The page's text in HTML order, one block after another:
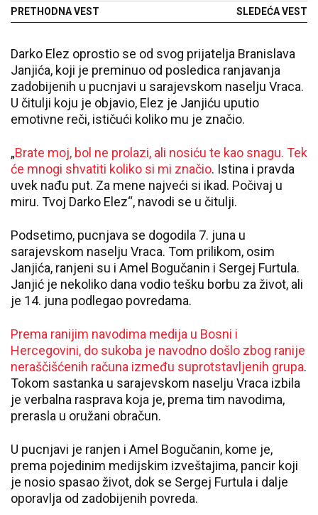
PRETHODNA VEST SLEDEĆA VEST
Darko Elez oprostio se od svog prijatelja Branislava
Janjića, koji je preminuo od posledica ranjavanja
zadobijenih u pucnjavi u sarajevskom naselju Vraca.
U čitulji koju je objavio, Elez je Janjiću uputio
emotivne reči, ističući koliko mu je značio.
„Brate moj, bol ne prolazi, ali nosiću te kao snagu. Tek
će mnogi shvatiti koliko si mi značio. Istina i pravda
uvek nađu put. Za mene najveći si ikad. Počivaj u
miru. Tvoj Darko Elez“, navodi se u čitulji.
Podsetimo, pucnjava se dogodila 7. juna u
sarajevskom naselju Vraca. Tom prilikom, osim
Janjića, ranjeni su i Amel Bogučanin i Sergej Furtula.
Janjić je nekoliko dana vodio tešku borbu za život, ali
je 14. juna podlegao povredama.
Prema ranijim navodima medija u Bosni i
Hercegovini, do sukoba je navodno došlo zbog ranije
neraščišćenih računa između suprotstavljenih grupa.
Tokom sastanka u sarajevskom naselju Vraca izbila
je verbalna rasprava koja je, prema tim navodima,
prerasla u oružani obračun.
U pucnjavi je ranjen i Amel Bogučanin, kome je,
prema pojedinim medijskim izveštajima, pancir koji
je nosio spasao život, dok se Sergej Furtula i dalje
oporavlja od zadobijenih povreda.